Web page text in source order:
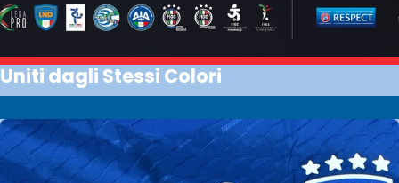
Uniti dagli Stessi Colori